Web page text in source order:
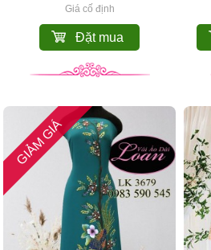
Giá cố định
Đặt mua
GIẢM GIÁ